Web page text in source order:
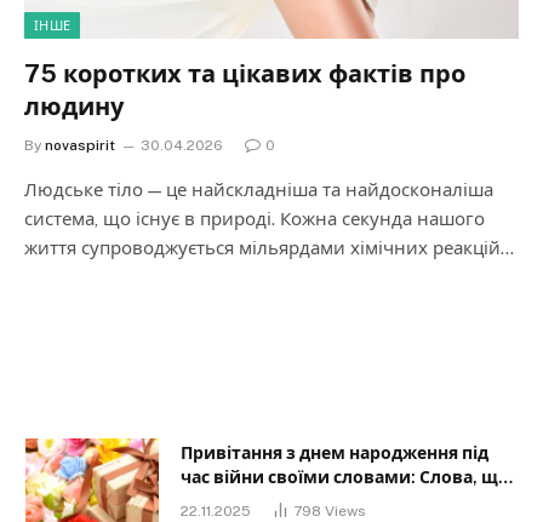
ІНШЕ
75 коротких та цікавих фактів про
людину
By novaspirit 30.04.2026 0
Людське тіло — це найскладніша та найдосконаліша
система, що існує в природі. Кожна секунда нашого
життя супроводжується мільярдами хімічних реакцій…
Привітання з днем народження під
час війни своїми словами: Слова, що
дарують надію та силу
22.11.2025 798 Views